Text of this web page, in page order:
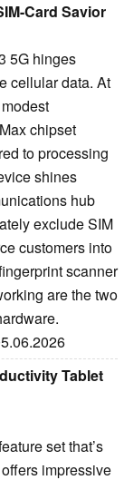
Card Savior
5G hinges
cellular data. At
chipset
to processing
shines
hub
exclude SIM
customers into
scanner
are the two
Tablet
set that’s
impressive